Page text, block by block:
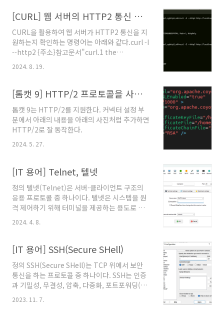
VPN 제품군에서 OpenVPN은 OpenVPN
클라이언트 프로그램 명칭이다. OpenVPN 서버
는 리눅스에서 동작하며 클라이언트의 경우 전용
프로그램으로 OpenVPN Connect를 제공한다.
OpenVPN Connect는 안드로이드와 iOS,
OpenVPN. @원문..
[CURL] 웹 서버의 HTTP2 통신 여부 확인 방법
CURL을 활용하여 웹 서버가 HTTP2 통신을 지
원하는지 확인하는 명령어는 아래와 같다.curl -I
--http2 {주소}참고문서"curl.1 the
manpage", CURL. @원문보기
2024. 8. 19.
[톰캣 9] HTTP/2 프로토콜을 사용하도록 설정
톰캣 9는 HTTP/2를 지원한다. 커넥터 설정 부
분에서 아래의 내용을 아래의 사진처럼 추가하면
HTTP/2로 잘 동작한다.
2024. 5. 27.
[IT 용어] Telnet, 텔넷
정의 텔넷(Telnet)은 서버-클라이언트 구조의
응용 프로토콜 중 하나이다. 텔넷은 시스템을 원
격 제어하기 위해 터미널을 제공하는 용도로 사
통신용어사전, 한국정보통신기술협회. @원문보
2023년 10월 5일. @원문보기 "TELNET
PROTOCOL SPECIFICATION", RFC854,
IETF, 1983년 5월. @원문보기 "A User
TELNET Description of an Initial
Implementation", RFC206, IETF, 1971년
8월. @원문보기 "Telnet", 위키피디아, 2024
2024. 4. 8.
[IT 용어] SSH(Secure SHell)
정의 SSH(Secure SHell)는 TCP 위에서 보안
통신을 하는 프로토콜 중 하나이다. SSH는 인증
과 기밀성, 무결성, 압축, 다중화, 포트포워딩(터
Shell, SSH", 정보통신용어사전, 한국정보통신
2023. 11. 7.